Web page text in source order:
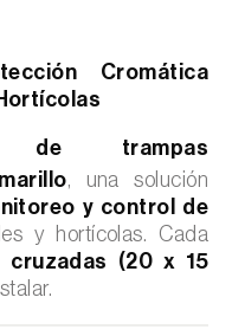
Cromática
de trampas
, una solución
y control de
y hortícolas. Cada
cruzadas (20 x 15